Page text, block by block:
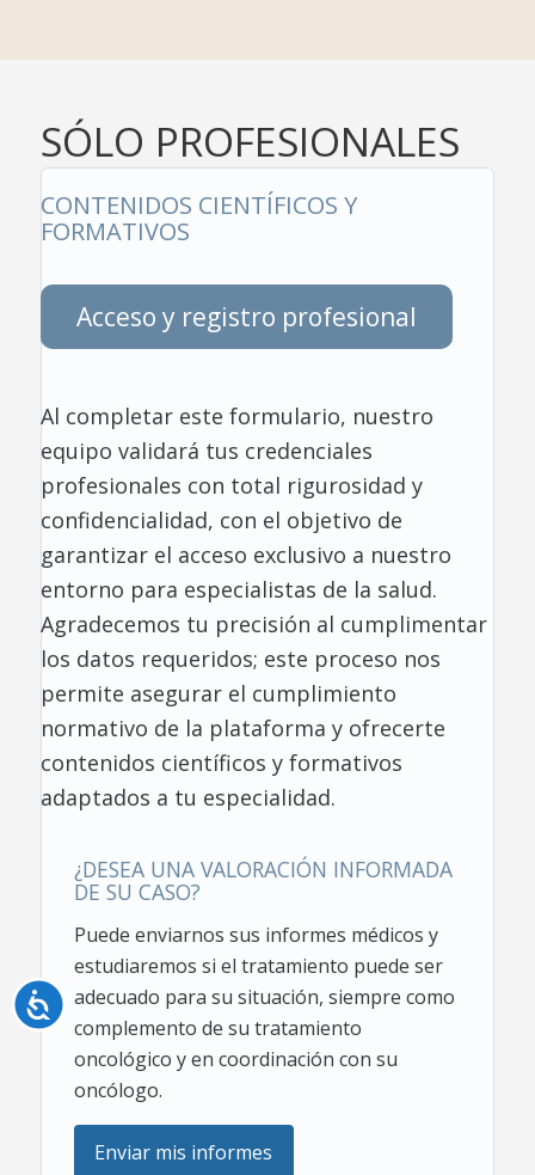
Accesibilidad
SÓLO PROFESIONALES
CONTENIDOS CIENTÍFICOS Y
FORMATIVOS
Acceso y registro profesional
Al completar este formulario, nuestro
equipo validará tus credenciales
profesionales con total rigurosidad y
confidencialidad, con el objetivo de
garantizar el acceso exclusivo a nuestro
entorno para especialistas de la salud.
Agradecemos tu precisión al cumplimentar
los datos requeridos; este proceso nos
permite asegurar el cumplimiento
normativo de la plataforma y ofrecerte
contenidos científicos y formativos
adaptados a tu especialidad.
¿DESEA UNA VALORACIÓN INFORMADA
DE SU CASO?
Puede enviarnos sus informes médicos y
estudiaremos si el tratamiento puede ser
adecuado para su situación, siempre como
complemento de su tratamiento
oncológico y en coordinación con su
oncólogo.
Enviar mis informes